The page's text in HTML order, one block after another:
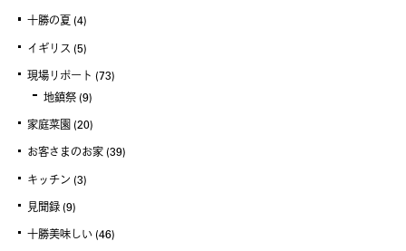
十勝の夏 (4)
イギリス (5)
現場リポート (73)
地鎮祭 (9)
家庭菜園 (20)
お客さまのお家 (39)
キッチン (3)
見聞録 (9)
十勝美味しい (46)